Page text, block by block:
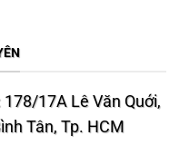
178/17A Lê Văn Quới,
Tân, Tp. HCM